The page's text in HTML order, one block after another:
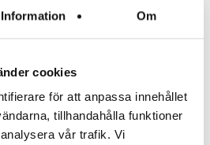
Information Om
cookies
för att anpassa innehållet
tillhandahålla funktioner
vår trafik. Vi